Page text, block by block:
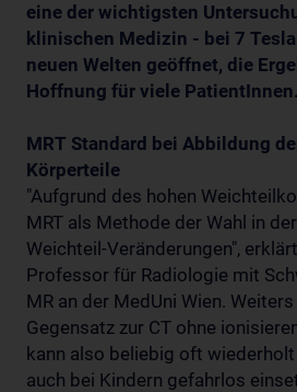
eine der wichtigsten
klinischen Medizin - bei 7
neuen Welten geöffnet, die
Hoffnung für viele PatientInnen.
MRT Standard bei Abbildung
Körperteile
"Aufgrund des hohen
MRT als Methode der Wahl in
Weichteil-Veränderungen",
Professor für Radiologie mit
MR an der MedUni Wien.
Gegensatz zur CT ohne
kann also beliebig oft
auch bei Kindern gefahrlos